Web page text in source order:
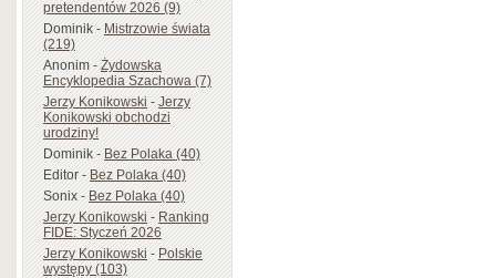
pretendentów 2026 (9)
Dominik-Mistrzowie świata
(219)
Anonim-Żydowska
Encyklopedia Szachowa (7)
Jerzy Konikowski-Jerzy
Konikowski obchodzi
urodziny!
Dominik-Bez Polaka (40)
Editor-Bez Polaka (40)
Sonix-Bez Polaka (40)
Jerzy Konikowski-Ranking
FIDE: Styczeń 2026
Jerzy Konikowski-Polskie
występy (103)